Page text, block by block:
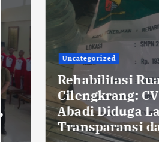
Uncategorized
Rehabilitasi Ruang
Cilengkrang: CV
Abadi Diduga
Transparansi dan K3